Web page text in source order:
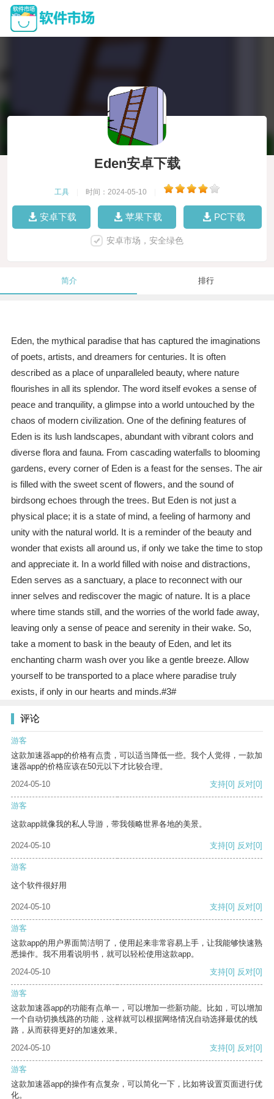
Eden安卓下载
工具 时间：2024-05-10
安卓下载 苹果下载 PC下载
安卓市场，安全绿色
简介 排行
Eden, the mythical paradise that has captured the imaginations
of poets, artists, and dreamers for centuries. It is often
described as a place of unparalleled beauty, where nature
flourishes in all its splendor. The word itself evokes a sense of
peace and tranquility, a glimpse into a world untouched by the
chaos of modern civilization. One of the defining features of
Eden is its lush landscapes, abundant with vibrant colors and
diverse flora and fauna. From cascading waterfalls to blooming
gardens, every corner of Eden is a feast for the senses. The air
is filled with the sweet scent of flowers, and the sound of
birdsong echoes through the trees. But Eden is not just a
physical place; it is a state of mind, a feeling of harmony and
unity with the natural world. It is a reminder of the beauty and
wonder that exists all around us, if only we take the time to stop
and appreciate it. In a world filled with noise and distractions,
Eden serves as a sanctuary, a place to reconnect with our
inner selves and rediscover the magic of nature. It is a place
where time stands still, and the worries of the world fade away,
leaving only a sense of peace and serenity in their wake. So,
take a moment to bask in the beauty of Eden, and let its
enchanting charm wash over you like a gentle breeze. Allow
yourself to be transported to a place where paradise truly
exists, if only in our hearts and minds.#3#
评论
游客
这款加速器app的价格有点贵，可以适当降低一些。我个人觉得，一款加
速器app的价格应该在50元以下才比较合理。
2024-05-10
支持[0] 反对[0]
游客
这款app就像我的私人导游，带我领略世界各地的美景。
2024-05-10 支持[0] 反对[0]
游客
这个软件很好用
2024-05-10 支持[0] 反对[0]
游客
这款app的用户界面简洁明了，使用起来非常容易上手，让我能够快速熟
悉操作。我不用看说明书，就可以轻松使用这款app。
2024-05-10
支持[0] 反对[0]
游客
这款加速器app的功能有点单一，可以增加一些新功能。比如，可以增加
一个自动切换线路的功能，这样就可以根据网络情况自动选择最优的线
路，从而获得更好的加速效果。
2024-05-10
支持[0] 反对[0]
游客
这款加速器app的操作有点复杂，可以简化一下，比如将设置页面进行优
化。